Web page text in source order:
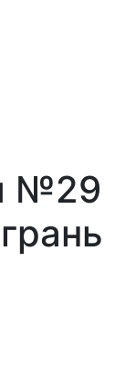
№29